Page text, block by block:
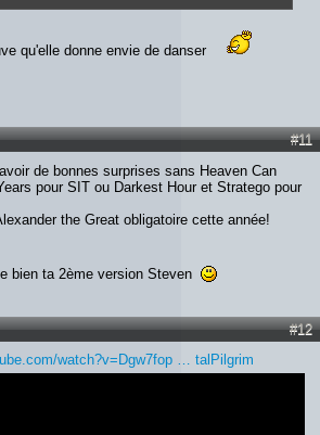
qu'elle donne envie de danser
#11
de bonnes surprises sans Heaven Can
pour SIT ou Darkest Hour et Stratego pour
the Great obligatoire cette année!
bien ta 2ème version Steven
#12
watch?v=Dgw7fop … talPilgrim